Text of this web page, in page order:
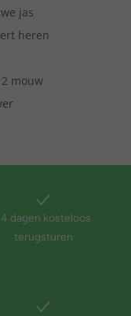
jas
heren
mouw
dagen kosteloos
terugsturen